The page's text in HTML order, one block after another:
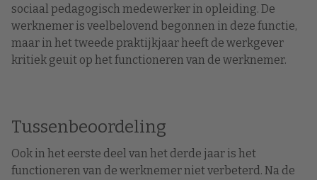
sociaal pedagogisch medewerker in opleiding. De
werknemer is veelbelovend begonnen in deze functie,
maar in het tweede praktijkjaar heeft de werkgever
kritiek geuit op het functioneren van de werknemer.
Tussenbeoordeling
Ook in het eerste deel van het derde jaar is het
functioneren van de werknemer niet verbeterd. Na de